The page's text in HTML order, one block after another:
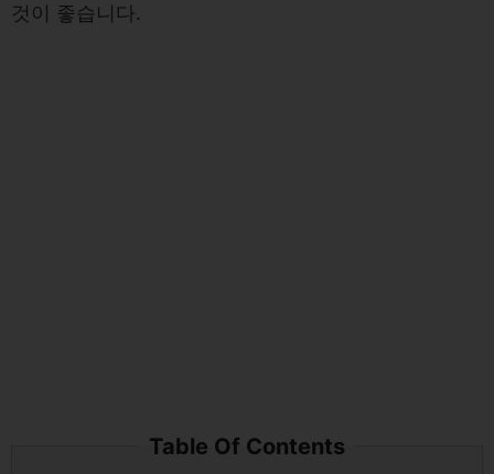
것이 좋습니다.
Table Of Contents